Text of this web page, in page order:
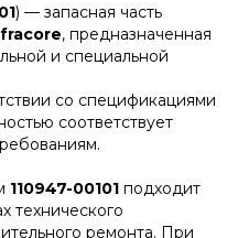
) — запасная часть
, предназначенная
и специальной
со спецификациями
соответствует
110947-00101 подходит
технического
ремонта. При